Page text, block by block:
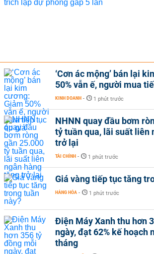
‘Cơn ác mộng’ bán lại
50% vẫn ế, người mua
KINH DOANH - 1 phút trước
NHNN quay đầu bơm
tỷ tuần qua, lãi suất liên
trở lại
TÀI CHÍNH - 1 phút trước
Giá vàng tiếp tục tăng
HÀNG HÓA - 1 phút trước
Điện Máy Xanh thu hơn
ngày, đạt 62% kế hoạch
tháng